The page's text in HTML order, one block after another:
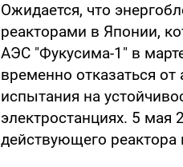
Ожидается, что
реакторами в Японии,
АЭС "Фукусима-1" в
временно отказаться
испытания на
электростанциях. 5 мая
действующего